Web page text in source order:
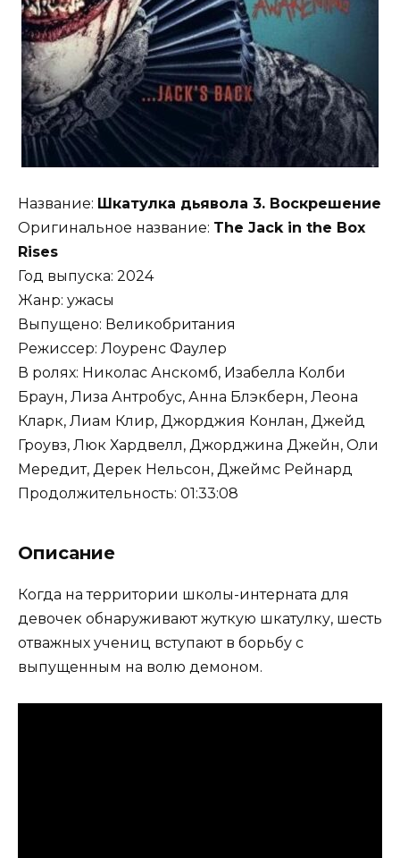
Название: Шкатулка дьявола 3. Воскрешение
Оригинальное название: The Jack in the Box
Rises
Год выпуска: 2024
Жанр: ужасы
Выпущено: Великобритания
Режиссер: Лоуренс Фаулер
В ролях: Николас Анскомб, Изабелла Колби
Браун, Лиза Антробус, Анна Блэкберн, Леона
Кларк, Лиам Клир, Джорджия Конлан, Джейд
Гроувз, Люк Хардвелл, Джорджина Джейн, Оли
Мередит, Дерек Нельсон, Джеймс Рейнард
Продолжительность: 01:33:08
Описание
Когда на территории школы-интерната для
девочек обнаруживают жуткую шкатулку, шесть
отважных учениц вступают в борьбу с
выпущенным на волю демоном.